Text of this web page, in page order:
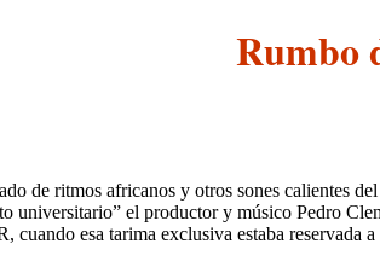
Rumbo
de ritmos africanos y otros sones calientes
universitario” el productor y músico Pedro
cuando esa tarima exclusiva estaba reservada